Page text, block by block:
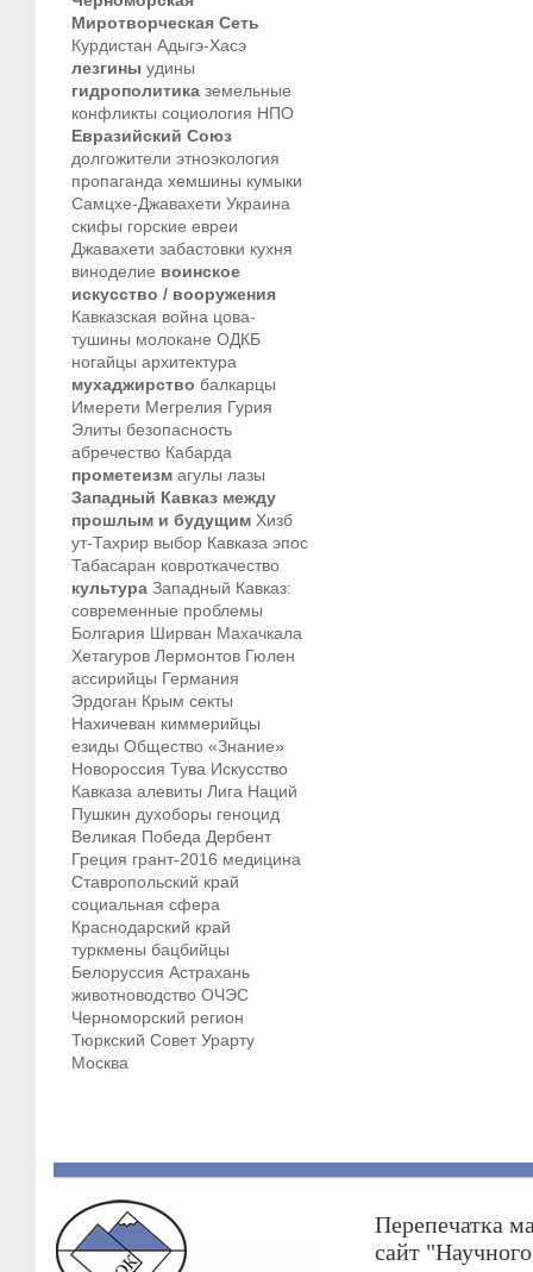
Миротворческая Сеть
Курдистан Адыгэ-Хасэ
лезгины удины
гидрополитика земельные
конфликты социология НПО
Евразийский Союз
долгожители этноэкология
пропаганда хемшины кумыки
Самцхе-Джавахети Украина
скифы горские евреи
Джавахети забастовки кухня
виноделие воинское
искусство / вооружения
Кавказская война цова-
тушины молокане ОДКБ
ногайцы архитектура
мухаджирство балкарцы
Имерети Мегрелия Гурия
Элиты безопасность
абречество Кабарда
прометеизм агулы лазы
Западный Кавказ между
прошлым и будущим Хизб
ут-Тахрир выбор Кавказа эпос
Табасаран ковроткачество
культура Западный Кавказ:
современные проблемы
Болгария Ширван Махачкала
Хетагуров Лермонтов Гюлен
ассирийцы Германия
Эрдоган Крым секты
Нахичеван киммерийцы
езиды Общество «Знание»
Новороссия Тува Искусство
Кавказа алевиты Лига Наций
Пушкин духоборы геноцид
Великая Победа Дербент
Греция грант-2016 медицина
Ставропольский край
социальная сфера
Краснодарский край
туркмены бацбийцы
Белоруссия Астрахань
животноводство ОЧЭС
Черноморский регион
Тюркский Совет Урарту
Москва
Перепечатка
сайт